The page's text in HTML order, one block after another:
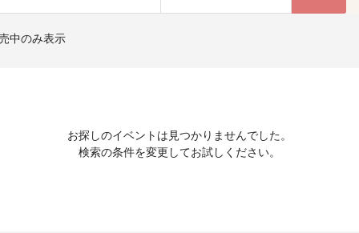
中のみ表示
お探しのイベントは見つかりませんでした。
検索の条件を変更してお試しください。